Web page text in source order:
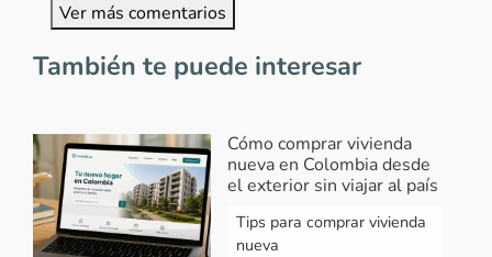
Ver más comentarios
También te puede interesar
Cómo comprar vivienda
nueva en Colombia desde
el exterior sin viajar al país
Tips para comprar vivienda
nueva